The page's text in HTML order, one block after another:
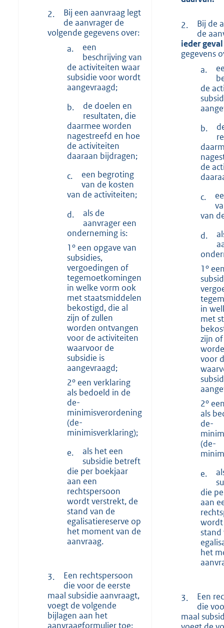
2.
Bij een aanvraag legt
de aanvrager de
volgende gegevens over:
a.
een
beschrijving van
de activiteiten waar
subsidie voor wordt
aangevraagd;
b.
de doelen en
resultaten, die
daarmee worden
nagestreefd en hoe
de activiteiten
daaraan bijdragen;
c.
een begroting
van de kosten
van de activiteiten;
d.
als de
aanvrager een
onderneming is:
1º een opgave van
subsidies,
vergoedingen of
tegemoetkomingen
in welke vorm ook
met staatsmiddelen
bekostigd, die al
zijn of zullen
worden ontvangen
voor de activiteiten
waarvoor de
subsidie is
aangevraagd;
2º een verklaring
als bedoeld in de
de-
minimisverordening
(de-
minimisverklaring);
e.
als het een
subsidie betreft
die per boekjaar
aan een
rechtspersoon
wordt verstrekt, de
stand van de
egalisatiereserve op
het moment van de
aanvraag.
3.
Een rechtspersoon
die voor de eerste
maal subsidie aanvraagt,
voegt de volgende
bijlagen aan het
aanvraagformulier toe:
2.
Bij de
de
ieder geval
gegevens
a.
de
b.
de
c.
van
d.
1º
in
met
zijn
voor
2º
als
de-
(de-
e.
die
aan
wordt
stand
het
3.
Een
die
maal